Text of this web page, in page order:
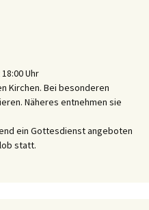
Uhr
Kirchen. Bei besonderen
Näheres entnehmen sie
ein Gottesdienst angeboten
statt.